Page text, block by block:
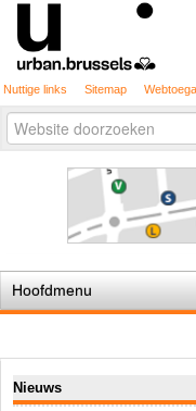
Nuttige links Sitemap
Zoek
Geavanceerd
zoeken...
Hoofdmenu
De spelregels
Stedenbouwkundige
Nieuws